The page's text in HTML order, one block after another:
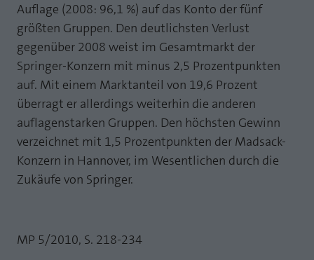
Auflage (2008: 96,1 %) auf das Konto der fünf
größten Gruppen. Den deutlichsten Verlust
gegenüber 2008 weist im Gesamtmarkt der
Springer-Konzern mit minus 2,5 Prozentpunkten
auf. Mit einem Marktanteil von 19,6 Prozent
überragt er allerdings weiterhin die anderen
auflagenstarken Gruppen. Den höchsten Gewinn
verzeichnet mit 1,5 Prozentpunkten der Madsack-
Konzern in Hannover, im Wesentlichen durch die
Zukäufe von Springer.
MP 5/2010, S. 218-234